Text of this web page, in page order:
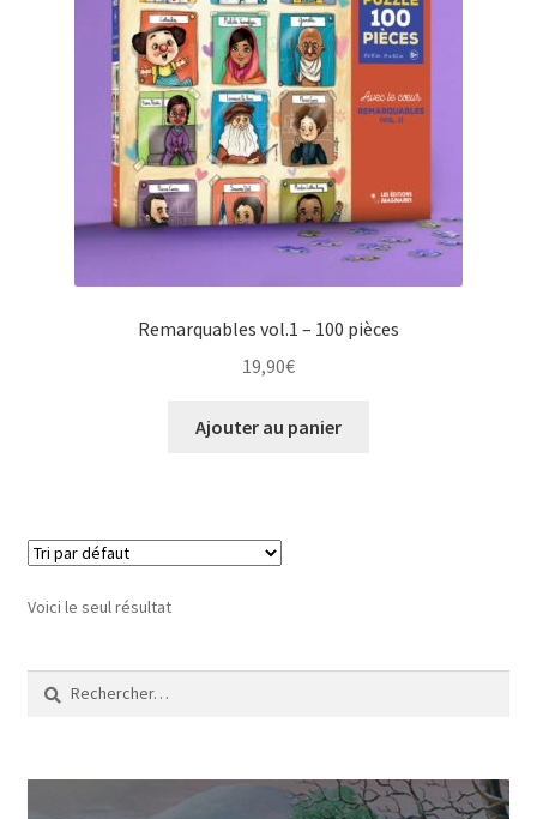
Remarquables vol.1 – 100 pièces
19,90€
Ajouter au panier
Voici le seul résultat